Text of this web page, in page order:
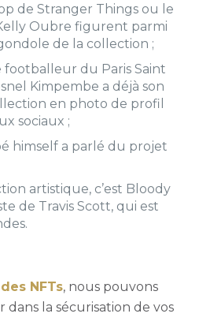
de Stranger Things ou le
Oubre figurent parmi
de la collection ;
footballeur du Paris Saint
Kimpembe a déjà son
en photo de profil
sociaux ;
himself a parlé du projet
artistique, c’est Bloody
de Travis Scott, qui est
NFTs, nous pouvons
dans la sécurisation de vos